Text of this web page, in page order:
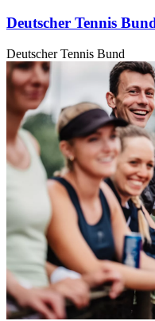
Deutscher Tennis
Deutscher Tennis Bund